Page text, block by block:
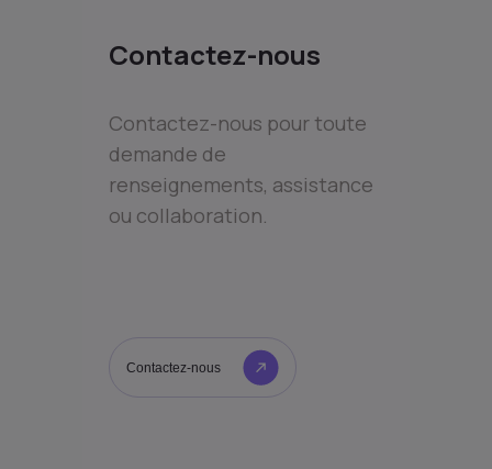
Contactez-nous
Contactez-nous pour toute
demande de
renseignements, assistance
ou collaboration.
Contactez-nous